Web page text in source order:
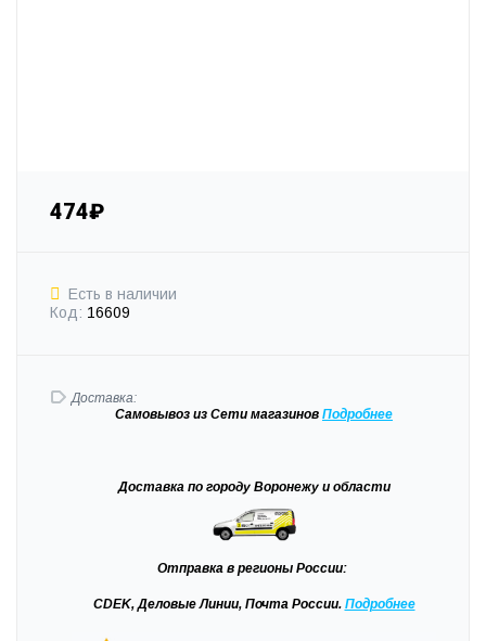
474₽
Есть в наличии
Код: 16609
Доставка:
Самовывоз из Сети магазинов Подробнее
Доставка по городу Воронежу и области
Отправка в регионы России:
CDEK, Деловые Линии, Почта России. Подробнее